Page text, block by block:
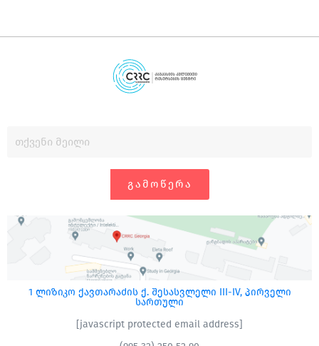
ᲒᲐᲛᲝᲬᲔᲠᲐ
1 ლიზიკო ქავთარაძის ქ. შესასვლელი III-IV, პირველი
სართული
[javascript protected email address]